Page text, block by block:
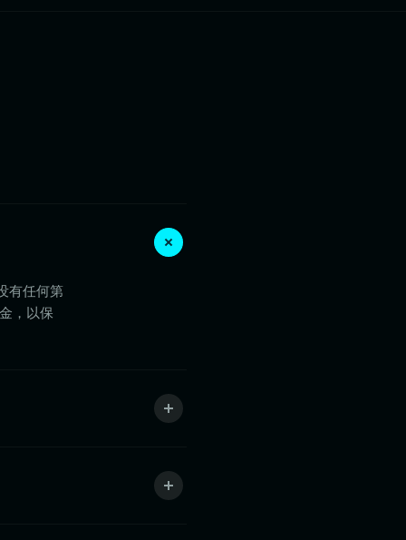
有任何第
，以保